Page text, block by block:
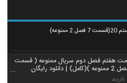
هفتم فصل دوم سریال ممنوعه ( قسمت
7 فصل 2 ممنوعه )(کامل) | دانلود رایگان
ممنوعه